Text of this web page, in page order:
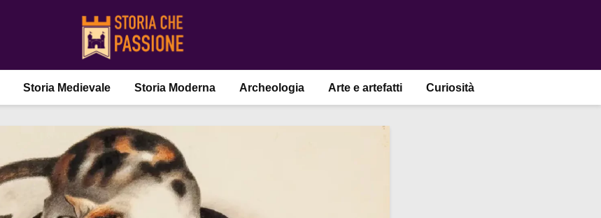
Storia Medievale Storia Moderna Archeologia Arte e artefatti Curiosità